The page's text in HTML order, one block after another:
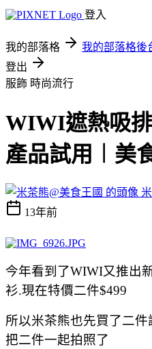
登入
我的部落格 我的部落格後
登出
服飾 時尚流行
WIWI遮熱吸排
產品試用︱美
13年前
今年看到了WIWI又推出
衫.現在特價二件$499
所以米茶熊也先買了二
把二件一起拍照了